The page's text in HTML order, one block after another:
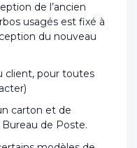
de l’ancien
usagés est fixé à
du nouveau
client, pour toutes
carton et de
Bureau de Poste.